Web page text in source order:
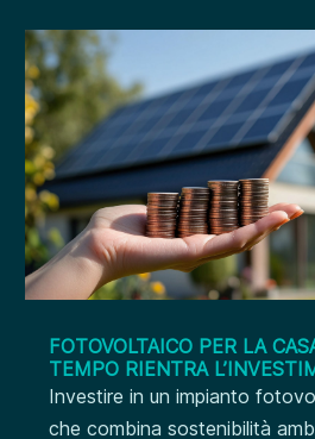
FOTOVOLTAICO PER LA
TEMPO RIENTRA
Investire in un impianto
che combina sostenibilità